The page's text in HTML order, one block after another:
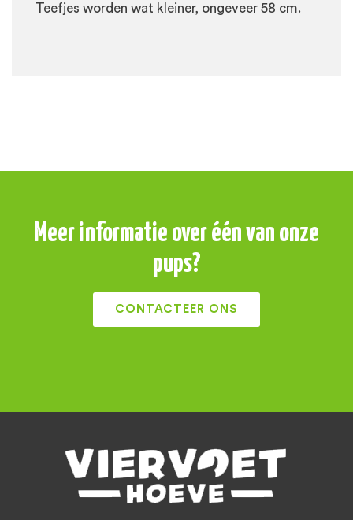
Teefjes worden wat kleiner, ongeveer 58 cm.
Meer informatie over één van onze
pups?
CONTACTEER ONS